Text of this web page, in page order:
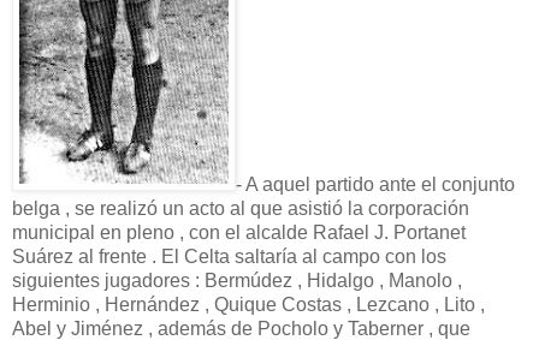
- A aquel partido ante el conjunto
belga , se realizó un acto al que asistió la corporación
municipal en pleno , con el alcalde Rafael J. Portanet
Suárez al frente . El Celta saltaría al campo con los
siguientes jugadores : Bermúdez , Hidalgo , Manolo ,
Herminio , Hernández , Quique Costas , Lezcano , Lito ,
Abel y Jiménez , además de Pocholo y Taberner , que